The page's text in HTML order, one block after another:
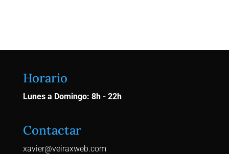
Horario
Lunes a Domingo: 8h - 22h
Contactar
xavier@veiraxweb.com